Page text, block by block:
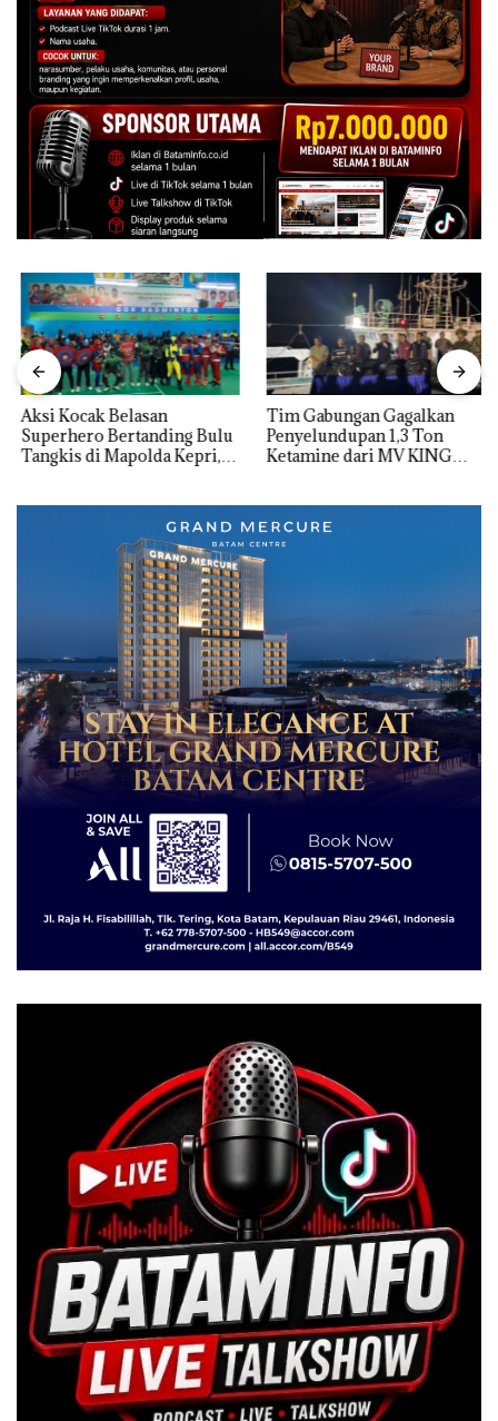
Aksi Kocak Belasan
Superhero Bertanding Bulu
Tangkis di Mapolda Kepri,
Tim Gabungan Gagalkan
Penyelundupan 1,3 Ton
Ketamine dari MV KING